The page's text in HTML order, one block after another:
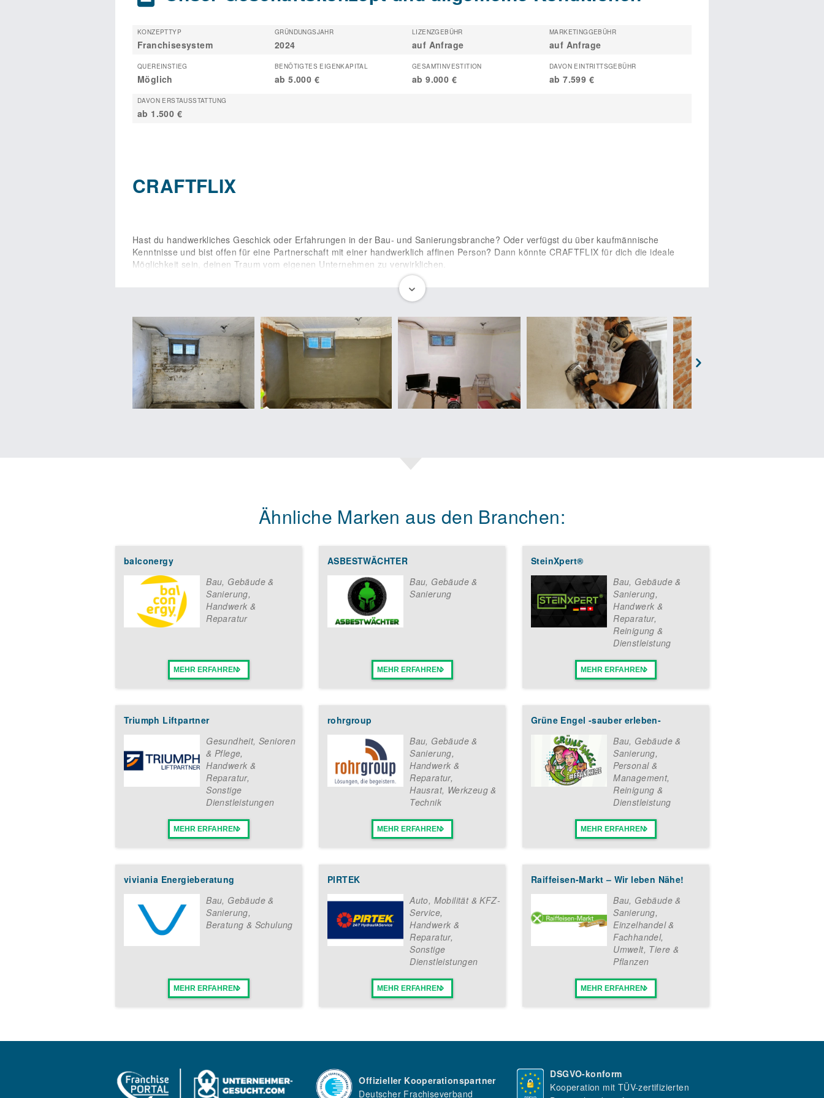
KONZEPTTYP
Franchisesystem
GRÜNDUNGSJAHR
2024
LIZENZGEBÜHR
auf Anfrage
MARKETINGGEBÜHR
auf Anfrage
QUEREINSTIEG
Möglich
BENÖTIGTES EIGENKAPITAL
ab 5.000 €
GESAMTINVESTITION
ab 9.000 €
DAVON EINTRITTSGEBÜHR
ab 7.599 €
DAVON ERSTAUSSTATTUNG
ab 1.500 €
CRAFTFLIX
Hast du handwerkliches Geschick oder Erfahrungen in der Bau- und Sanierungsbranche? Oder verfügst du über kaufmännische
Kenntnisse und bist offen für eine Partnerschaft mit einer handwerklich affinen Person? Dann könnte CRAFTFLIX für dich die ideale
Möglichkeit sein, deinen Traum vom eigenen Unternehmen zu verwirklichen.
CRAFTFLIX bietet dir ein Geschäftsmodell, das sich durch seine nachhaltigen und dauerhaft wirksamen Produkte deutlich von der
Konkurrenz abhebt. Als Franchisenehmer*in profitierst du von einem Konzept, das den Schutz vor eindringendem Wasser im Keller bei
nur einmaliger Anwendung garantiert. Dies bedeutet nicht nur Erfolgsgarantie für dich, sondern auch zufriedene Kund*innen, die von
der Qualität deiner Arbeit überzeugt sind.
Darüber hinaus verspricht dir CRAFTFLIX eine Vollauslastung durch ausreichende Kundenanfragen, was eine stabile und
kontinuierliche Auftragslage sicherstellt. In einer zukunftssicheren Branche, die durch die stetige Witterung und den zunehmenden
Starkregen infolge des Klimawandels immer mehr an Bedeutung gewinnt, hast du die Chance, langfristig erfolgreich zu sein. Die
Dämmung von Kellerräumen von innen, ohne Ausgrabungen und Bohrungen, wertet Immobilien nachhaltig auf und schafft zusätzlichen
Wohnraum, der auch gesundheitlichen Schutz bietet.
Next
Ähnliche Marken aus den Branchen:
balconergy
Bau, Gebäude &
Sanierung,
Handwerk &
Reparatur
MEHR ERFAHREN
ASBESTWÄCHTER
Bau, Gebäude &
Sanierung
MEHR ERFAHREN
SteinXpert®
Bau, Gebäude &
Sanierung,
Handwerk &
Reparatur,
Reinigung &
Dienstleistung
MEHR ERFAHREN
Triumph Liftpartner
Gesundheit, Senioren
& Pflege,
Handwerk &
Reparatur,
Sonstige
Dienstleistungen
MEHR ERFAHREN
rohrgroup
Bau, Gebäude &
Sanierung,
Handwerk &
Reparatur,
Hausrat, Werkzeug &
Technik
MEHR ERFAHREN
Grüne Engel -sauber erleben-
Bau, Gebäude &
Sanierung,
Personal &
Management,
Reinigung &
Dienstleistung
MEHR ERFAHREN
viviania Energieberatung
Bau, Gebäude &
Sanierung,
Beratung & Schulung
MEHR ERFAHREN
PIRTEK
Auto, Mobilität & KFZ-
Service,
Handwerk &
Reparatur,
Sonstige
Dienstleistungen
MEHR ERFAHREN
Raiffeisen-Markt – Wir leben Nähe!
Bau, Gebäude &
Sanierung,
Einzelhandel &
Fachhandel,
Umwelt, Tiere &
Pflanzen
MEHR ERFAHREN
Offizieller Kooperationspartner
Deutscher Frachiseverband
DSGVO-konform
Kooperation mit TÜV-zertifizierten